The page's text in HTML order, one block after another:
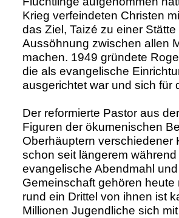
Krieg verfeindeten Christen
das Ziel, Taizé zu einer
Aussöhnung zwischen allen
machen. 1949 gründete
die als evangelische
ausgerichtet war und sich für
Der reformierte Pastor aus
Figuren der ökumenischen
Oberhäuptern verschiedener
schon seit längerem
evangelische Abendmahl
Gemeinschaft gehören
rund ein Drittel von ihnen ist
Millionen Jugendliche sich